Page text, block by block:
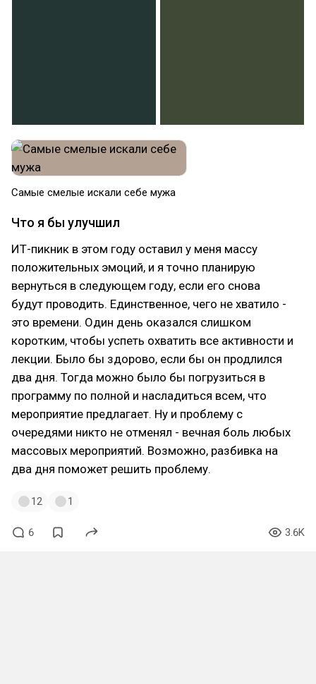
Самые смелые искали себе мужа
Что я бы улучшил
ИТ-пикник в этом году оставил у меня массу
положительных эмоций, и я точно планирую
вернуться в следующем году, если его снова
будут проводить. Единственное, чего не хватило -
это времени. Один день оказался слишком
коротким, чтобы успеть охватить все активности и
лекции. Было бы здорово, если бы он продлился
два дня. Тогда можно было бы погрузиться в
программу по полной и насладиться всем, что
мероприятие предлагает. Ну и проблему с
очередями никто не отменял - вечная боль любых
массовых мероприятий. Возможно, разбивка на
два дня поможет решить проблему.
12 1
6 3.6K